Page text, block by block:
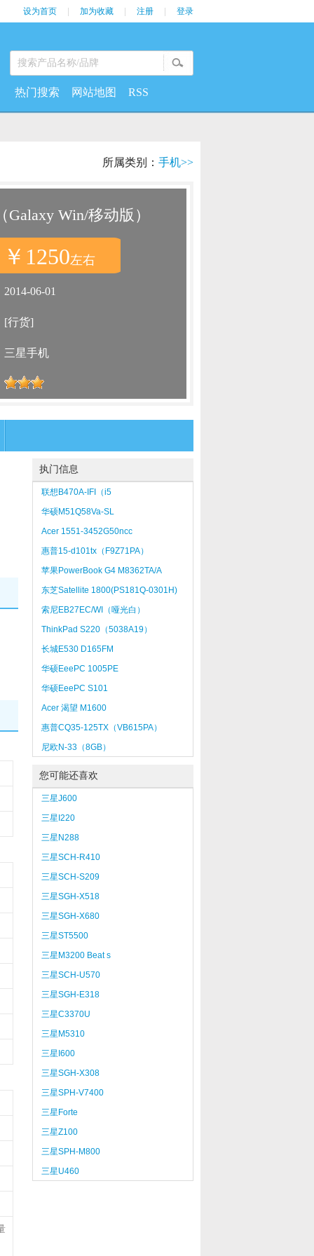
设为首页 加为收藏 注册 登录
热门搜索 网站地图 RSS
所属类别： 手机>>
Galaxy Win/移动版）
￥1250左右
2014-06-01
[行货]
三星手机
执门信息
联想B470A-IFI（i5
2450M/2GB/500GB）
华硕M51Q58Va-SL
Acer 1551-3452G50ncc
惠普15-d101tx（F9Z71PA）
苹果PowerBook G4 M8362TA/A
东芝Satellite 1800(PS181Q-0301H)
索尼EB27EC/WI（哑光白）
ThinkPad S220（5038A19）
长城E530 D165FM
华硕EeePC 1005PE
华硕EeePC S101
Acer 渴望 M1600
惠普CQ35-125TX（VB615PA）
尼欧N-33（8GB）
您可能还喜欢
三星J600
三星I220
三星N288
三星SCH-R410
三星SCH-S209
三星SGH-X518
三星SGH-X680
三星ST5500
三星M3200 Beat s
三星SCH-U570
三星SGH-E318
三星C3370U
三星M5310
三星I600
三星SGH-X308
三星SPH-V7400
三星Forte
三星Z100
三星SPH-M800
三星U460